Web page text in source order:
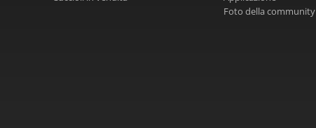
Foto della community